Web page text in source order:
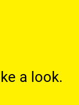
a look.